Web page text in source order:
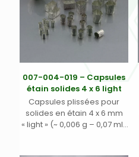
007-004-019 – Capsules
étain solides 4 x 6 light
Capsules plissées pour
solides en étain 4 x 6 mm
« light » (~ 0,006 g – 0,07 ml)